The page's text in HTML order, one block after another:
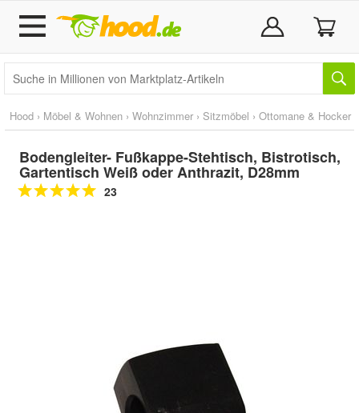
Hood › Möbel & Wohnen › Wohnzimmer › Sitzmöbel › Ottomane & Hocker
Bodengleiter- Fußkappe-Stehtisch, Bistrotisch,
Gartentisch Weiß oder Anthrazit, D28mm
23